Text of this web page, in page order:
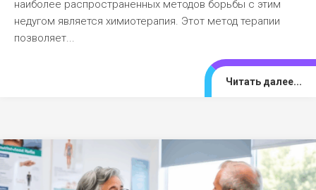
наиболее распространенных методов борьбы с этим
недугом является химиотерапия. Этот метод терапии
позволяет...
Читать далее...